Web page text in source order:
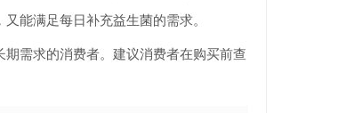
能满足每日补充益生菌的需求。
需求的消费者。建议消费者在购买前查